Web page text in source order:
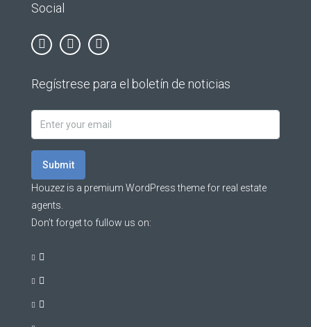
Social
Regístrese para el boletín de noticias
Submit
Houzez is a premium WordPress theme for real estate
agents.
Don’t forget to fullow us on: